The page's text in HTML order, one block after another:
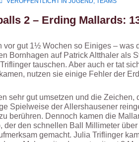
2 – Erding Mallards:
gut 1½ Wochen so Einiges – was
Bornhagen auf Patrick Altthaler als
tauschen. Aber auch er tat
nutzen sie einige Fehler der
sehr gut umsetzen und die
Spielweise der Allershausener
berühren. Dennoch kamen die
den schnellen Ball Millimeter
gemacht. Julia Triflinger